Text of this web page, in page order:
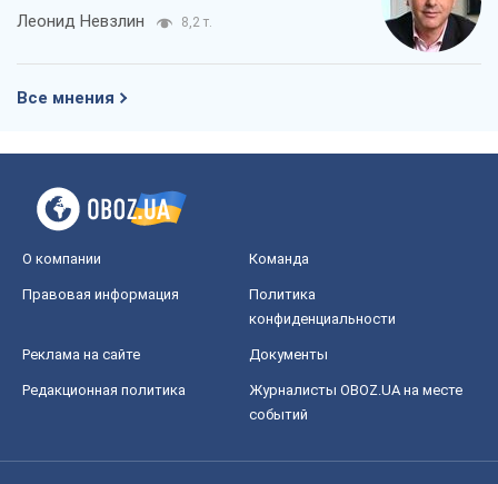
Леонид Невзлин 8,2 т.
Все мнения
О компании Команда
Правовая информация
Политика
конфиденциальности
Реклама на сайте Документы
Редакционная политика
Журналисты OBOZ.UA на месте
событий